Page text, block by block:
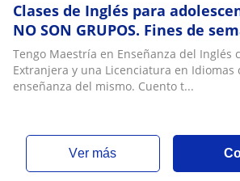
Clases de Inglés para
NO SON GRUPOS. Fines de
Tengo Maestría en Enseñanza del Inglés
Extranjera y una Licenciatura en Idiomas
enseñanza del mismo. Cuento t...
ver más